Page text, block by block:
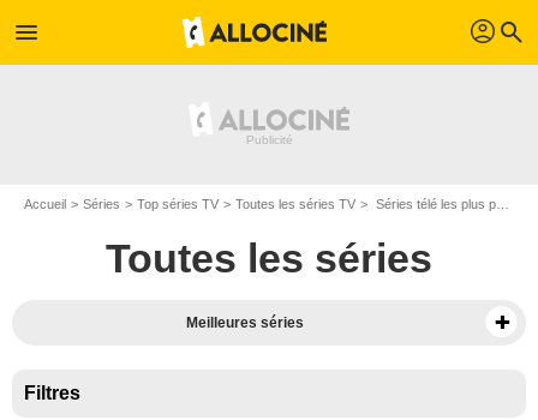
menu profil search
Accueil Séries Top séries TV Toutes les séries TV Séries télé les plus populaires - Page 8
Toutes les séries
Meilleures séries
Filtres